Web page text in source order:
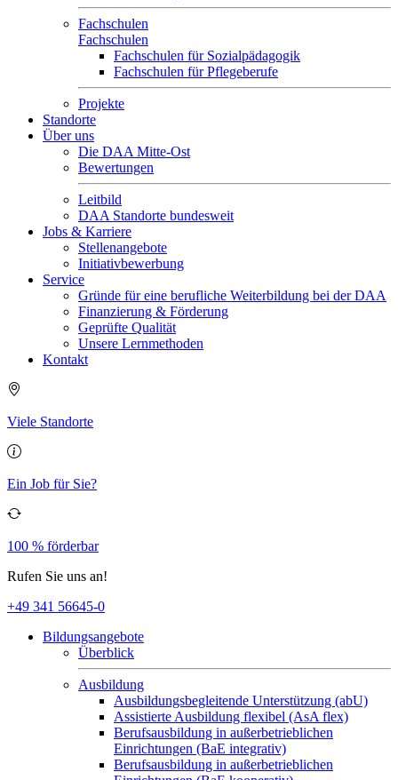
Fachschulen
Fachschulen
Fachschulen für Sozialpädagogik
Fachschulen für Pflegeberufe
Projekte
Standorte
Über uns
Die DAA Mitte-Ost
Bewertungen
Leitbild
DAA Standorte bundesweit
Jobs & Karriere
Stellenangebote
Initiativbewerbung
Service
Gründe für eine berufliche Weiterbildung bei der DAA
Finanzierung & Förderung
Geprüfte Qualität
Unsere Lernmethoden
Kontakt
Viele Standorte
Ein Job für Sie?
100 % förderbar
Rufen Sie uns an!
+49 341 56645-0
Bildungsangebote
Überblick
Ausbildung
Ausbildungsbegleitende Unterstützung (abU)
Assistierte Ausbildung flexibel (AsA flex)
Berufsausbildung in außerbetrieblichen
Einrichtungen (BaE integrativ)
Berufsausbildung in außerbetrieblichen